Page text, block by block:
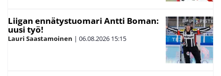
Liigan ennätystuomari Antti Boman:
uusi työ!
Lauri Saastamoinen | 06.08.2026 15:15